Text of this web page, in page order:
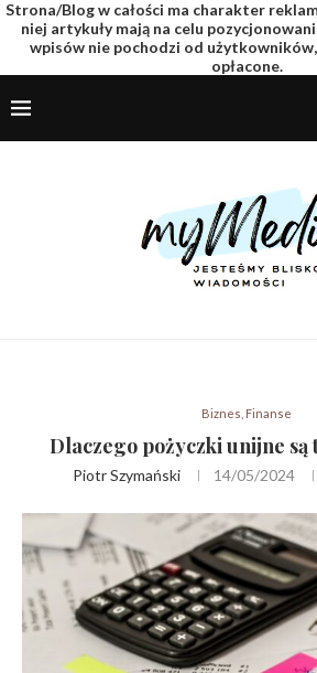
Strona/Blog w całości ma charakter
niej artykuły mają na celu
wpisów nie pochodzi od
opłacone.
Biznes, Finanse
Dlaczego pożyczki unijne
Piotr Szymański 14/05/2024